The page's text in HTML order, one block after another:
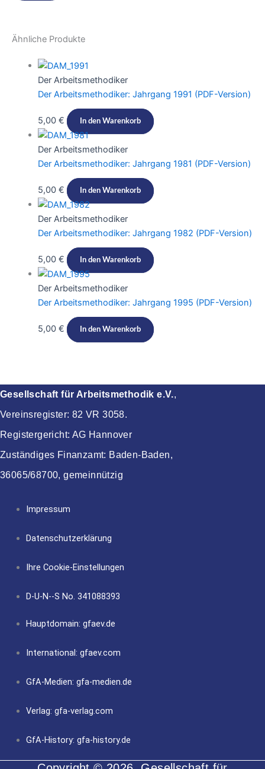
Ähnliche Produkte
Der Arbeitsmethodiker
Der Arbeitsmethodiker: Jahrgang 1991 (PDF-Version)​​
5,00 € In den Warenkorb
Der Arbeitsmethodiker
Der Arbeitsmethodiker: Jahrgang 1981 (PDF-Version)​​
5,00 € In den Warenkorb
Der Arbeitsmethodiker
Der Arbeitsmethodiker: Jahrgang 1982 (PDF-Version)​​
5,00 € In den Warenkorb
Der Arbeitsmethodiker
Der Arbeitsmethodiker: Jahrgang 1995 (PDF-Version)​​
5,00 € In den Warenkorb
Gesellschaft für Arbeitsmethodik e.V.,
Vereinsregister: 82 VR 3058.
Registergericht: AG Hannover
Zuständiges Finanzamt: Baden-Baden,
36065/68700, gemeinnützig
Impressum
Datenschutzerklärung
Ihre Cookie-Einstellungen
D-U-N--S No. 341088393
Hauptdomain: gfaev.de
International: gfaev.com
GfA-Medien: gfa-medien.de
Verlag: gfa-verlag.com
GfA-History: gfa-history.de